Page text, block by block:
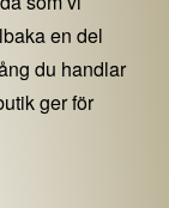
en del
du handlar
ger för